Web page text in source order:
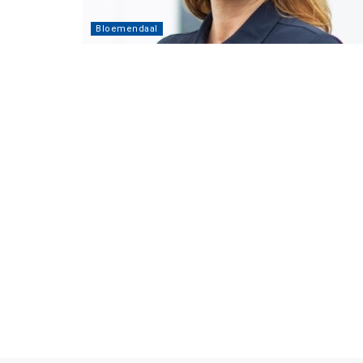
Bloemendaal